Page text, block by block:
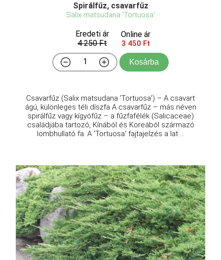
Spirálfűz, csavarfűz
Salix matsudana 'Tortuosa'
Eredeti ár
4 250 Ft
Online ár
3 450 Ft
Kosárba
Csavarfűz (Salix matsudana 'Tortuosa') – A csavart
ágú, különleges téli díszfa A csavarfűz – más néven
spirálfűz vagy kígyófűz – a fűzfafélék (Salicaceae)
családjába tartozó, Kínából és Koreából származó
lombhullató fa. A 'Tortuosa' fajtajelzés a lat ...